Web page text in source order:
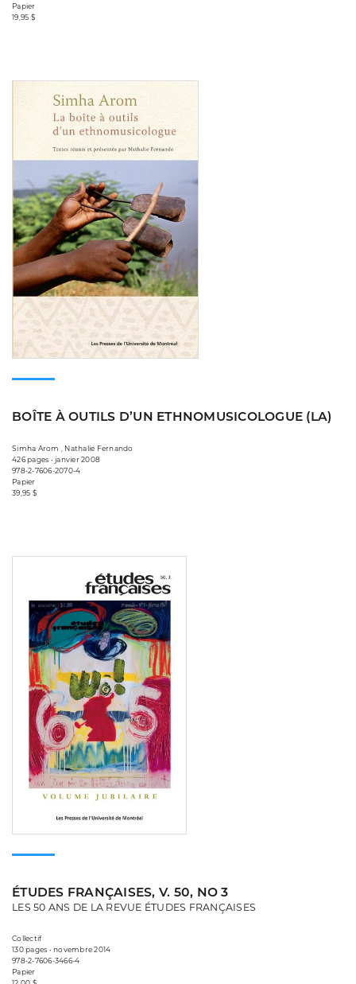
Papier
19,95 $
BOÎTE À OUTILS D’UN ETHNOMUSICOLOGUE (LA)
Simha Arom , Nathalie Fernando
426 pages • janvier 2008
978-2-7606-2070-4
Papier
39,95 $
ÉTUDES FRANÇAISES, V. 50, NO 3
LES 50 ANS DE LA REVUE ÉTUDES FRANÇAISES
Collectif
130 pages • novembre 2014
978-2-7606-3466-4
Papier